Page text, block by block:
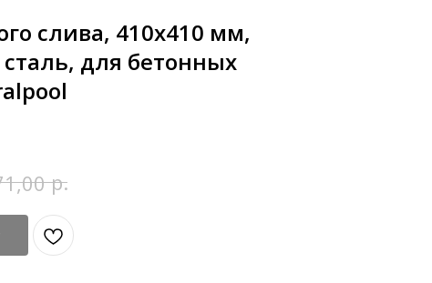
слива, 410х410 мм,
для бетонных
р.